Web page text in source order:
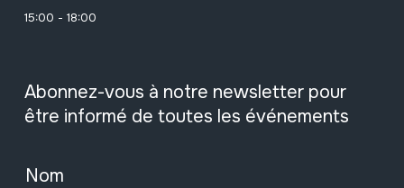
15:00 - 18:00
Abonnez-vous à notre newsletter pour
être informé de toutes les événements
Nom